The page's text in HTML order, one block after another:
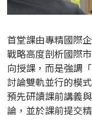
首堂課由專精國際
戰略高度剖析國際
向授課，而是強調
討論雙軌並行的模
預先研讀課前講義
論，並於課前提交